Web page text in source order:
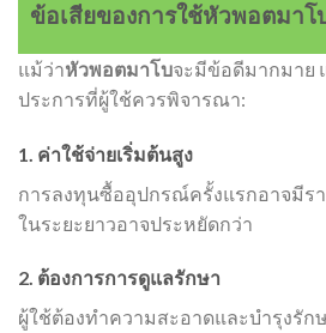
ข้อเสียของการใช้หัวพอตมาโ
แม้ว่าหัวพอตมาโบจะมีข้อดีมากมาย
ประการที่ผู้ใช้ควรพิจารณา:
1. ค่าใช้จ่ายเริ่มต้นสูง
การลงทุนซื้ออุปกรณ์ครั้งแรกอาจมีร
ในระยะยาวอาจประหยัดกว่า
2. ต้องการการดูแลรักษา
ผู้ใช้ต้องทำความสะอาดและบำรุงรัก